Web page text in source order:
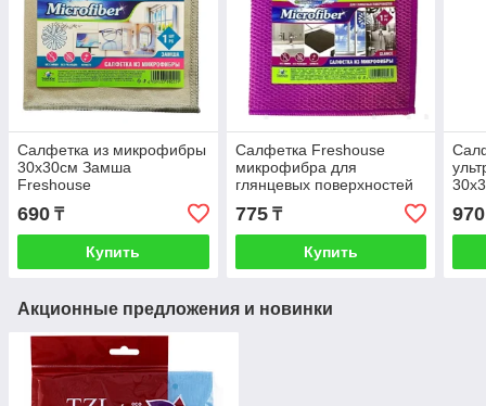
Салфетка из микрофибры
30х30см Замша
Freshouse
690 ₸
Купить
Салфетка Freshouse
микрофибра для
глянцевых поверхностей
35х35 см, 1шт 0054
775₸
Купить
970
Акционные предложения и новинки